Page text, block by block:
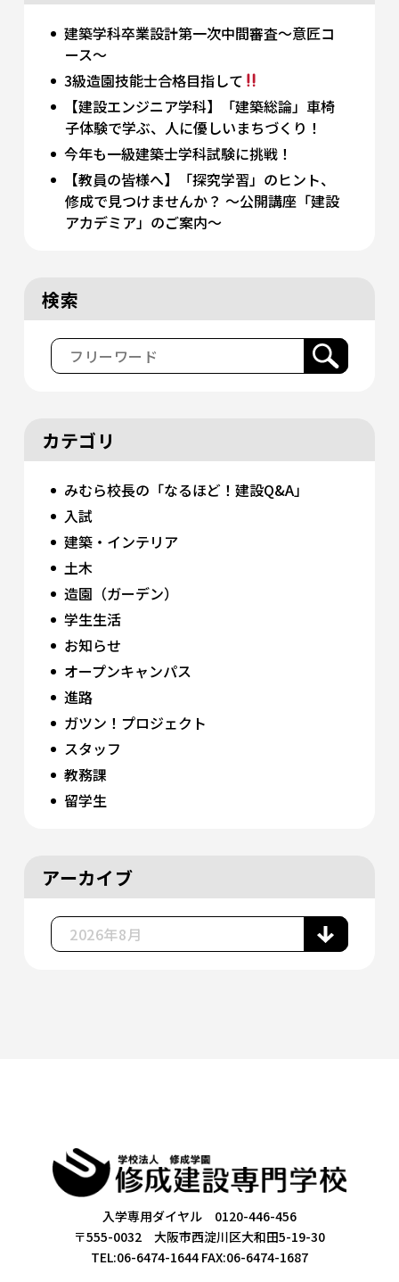
建築学科卒業設計第一次中間審査～意匠コ
ース～
3級造園技能士合格目指して
【建設エンジニア学科】「建築総論」車椅
子体験で学ぶ、人に優しいまちづくり！
今年も一級建築士学科試験に挑戦！
【教員の皆様へ】「探究学習」のヒント、
修成で見つけませんか？ 〜公開講座「建設
アカデミア」のご案内〜
検索
カテゴリ
みむら校長の「なるほど！建設Q&A」
入試
建築・インテリア
土木
造園（ガーデン）
学生生活
お知らせ
オープンキャンパス
進路
ガツン！プロジェクト
スタッフ
教務課
留学生
アーカイブ
入学専用ダイヤル 0120-446-456
〒555-0032 大阪市西淀川区大和田5-19-30
TEL:06-6474-1644FAX:06-6474-1687